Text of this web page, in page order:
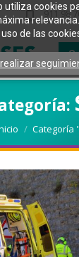
utiliza cookies
de las
911 98
aquí:
Categoría